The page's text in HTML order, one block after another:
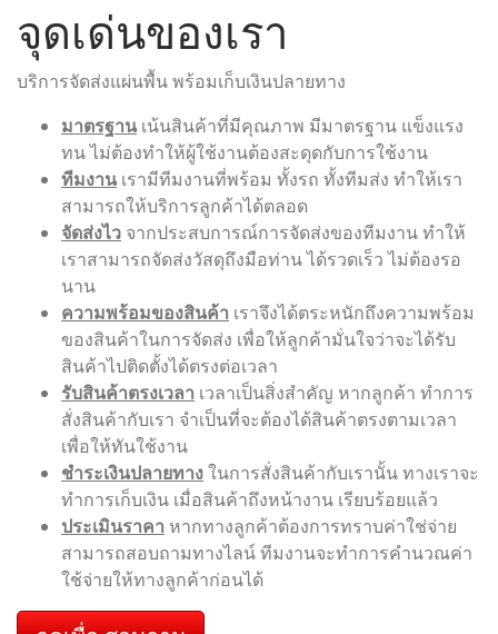
จุดเด่นของเรา
บริการจัดส่งแผ่นพื้น พร้อมเก็บเงินปลายทาง
มาตรฐาน เน้นสินค้าที่มีคุณภาพ มีมาตรฐาน แข็งแรง
ทน ไม่ต้องทำให้ผู้ใช้งานต้องสะดุดกับการใช้งาน
ทีมงาน เรามีทีมงานที่พร้อม ทั้งรถ ทั้งทีมส่ง ทำให้เรา
สามารถให้บริการลูกค้าได้ตลอด
จัดส่งไว จากประสบการณ์การจัดส่งของทีมงาน ทำให้
เราสามารถจัดส่งวัสดุถึงมือท่าน ได้รวดเร็ว ไม่ต้องรอ
นาน
ความพร้อมของสินค้า เราจึงได้ตระหนักถึงความพร้อม
ของสินค้าในการจัดส่ง เพื่อให้ลูกค้ามั่นใจว่าจะได้รับ
สินค้าไปติดตั้งได้ตรงต่อเวลา
รับสินค้าตรงเวลา เวลาเป็นสิ่งสำคัญ หากลูกค้า ทำการ
สั่งสินค้ากับเรา จำเป็นที่จะต้องได้สินค้าตรงตามเวลา
เพื่อให้ทันใช้งาน
ชำระเงินปลายทางในการสั่งสินค้ากับเรานั้น ทางเราจะ
ทำการเก็บเงิน เมื่อสินค้าถึงหน้างาน เรียบร้อยแล้ว
ประเมินราคา หากทางลูกค้าต้องการทราบค่าใช่จ่าย
สามารถสอบถามทางไลน์ ทีมงานจะทำการคำนวณค่า
ใช้จ่ายให้ทางลูกค้าก่อนได้